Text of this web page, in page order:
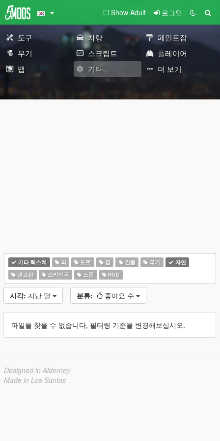
Show Adult 로그인
도구 차량
페인트잡
무기
스크립트
플레이어
맵
기타 더 보기
기타 텍스쳐 피 도로 집 건물 국기
자연
광고판
스카이돔 소품 HUD
시각: 지난 달 분류: 좋아요 수
파일을 찾을 수 없습니다, 필터링 기준을 변경해보십시오.
Designed in Alderney
Made in Los Santos